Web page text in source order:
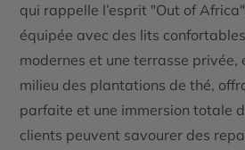
qui rappelle l’esprit "Out of
équipée avec des lits
modernes et une terrasse privée,
milieu des plantations de thé,
parfaite et une immersion totale
clients peuvent savourer des